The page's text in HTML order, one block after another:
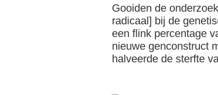
Gooiden de
radicaal] bij de
een flink percentage
nieuwe genconstruct
halveerde de sterfte